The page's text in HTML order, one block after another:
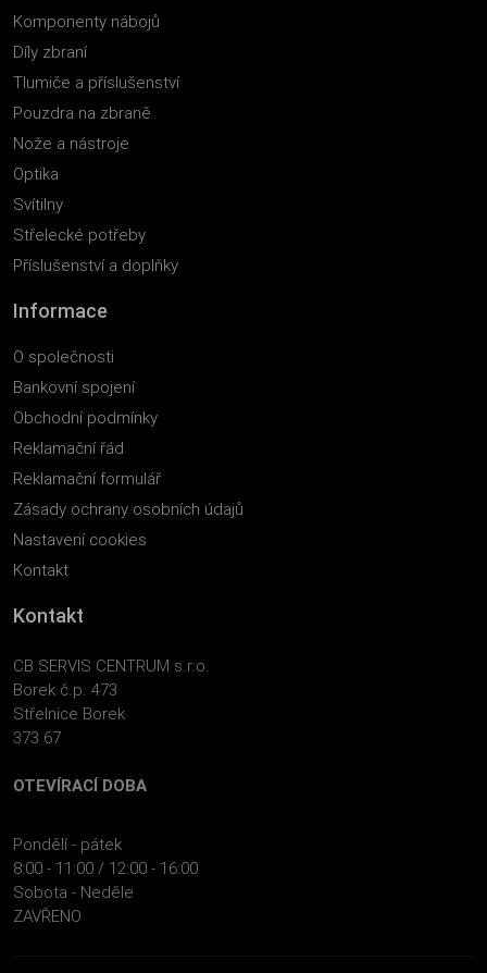
Komponenty nábojů
Díly zbraní
Tlumiče a příslušenství
Pouzdra na zbraně
Nože a nástroje
Optika
Svítilny
Střelecké potřeby
Příslušenství a doplňky
Informace
O společnosti
Bankovní spojení
Obchodní podmínky
Reklamační řád
Reklamační formulář
Zásady ochrany osobních údajů
Nastavení cookies
Kontakt
Kontakt
CB SERVIS CENTRUM s.r.o.
Borek č.p. 473
Střelnice Borek
373 67
OTEVÍRACÍ DOBA
Pondělí - pátek
8:00 - 11:00 / 12:00 - 16:00
Sobota - Neděle
ZAVŘENO